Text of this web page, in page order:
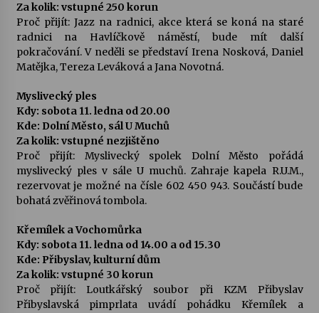
Za kolik: vstupné 250 korun
Proč přijít: Jazz na radnici, akce která se koná na staré
radnici na Havlíčkově náměstí, bude mít další
pokračování. V neděli se představí Irena Nosková, Daniel
Matějka, Tereza Leváková a Jana Novotná.
Myslivecký ples
Kdy: sobota 11. ledna od 20.00
Kde: Dolní Město, sál U Muchů
Za kolik: vstupné nezjištěno
Proč přijít: Myslivecký spolek Dolní Město pořádá
myslivecký ples v sále U muchů. Zahraje kapela R.U.M.,
rezervovat je možné na čísle 602 450 943. Součástí bude
bohatá zvěřinová tombola.
Křemílek a Vochomůrka
Kdy: sobota 11. ledna od 14.00 a od 15.30
Kde: Přibyslav, kulturní dům
Za kolik: vstupné 30 korun
Proč přijít: Loutkářský soubor při KZM Přibyslav
Přibyslavská pimprlata uvádí pohádku Křemílek a